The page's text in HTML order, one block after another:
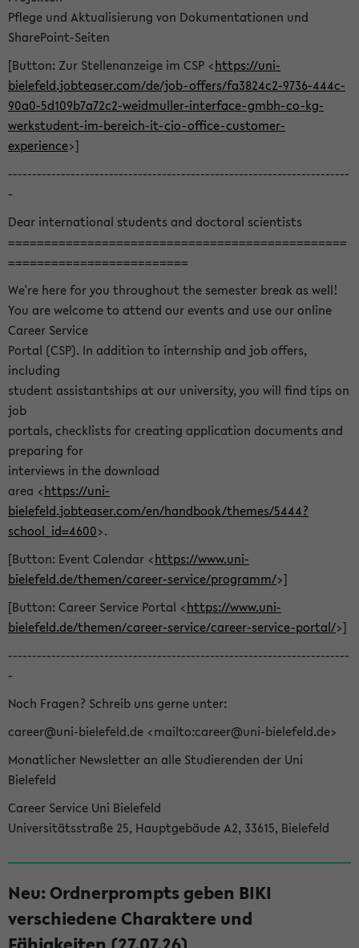
Pflege und Aktualisierung von Dokumentationen und
SharePoint-Seiten
[Button: Zur Stellenanzeige im CSP <https://uni-
bielefeld.jobteaser.com/de/job-offers/fa3824c2-9736-444c-
90a0-5d109b7a72c2-weidmuller-interface-gmbh-co-kg-
werkstudent-im-bereich-it-cio-office-customer-
experience>]
-----------------------------------------------------------------------
-
Dear international students and doctoral scientists
===============================================
=========================
We're here for you throughout the semester break as well!
You are welcome to attend our events and use our online
Career Service
Portal (CSP). In addition to internship and job offers,
including
student assistantships at our university, you will find tips on
job
portals, checklists for creating application documents and
preparing for
interviews in the download
area <https://uni-
bielefeld.jobteaser.com/en/handbook/themes/5444?
school_id=4600>.
[Button: Event Calendar <https://www.uni-
bielefeld.de/themen/career-service/programm/>]
[Button: Career Service Portal <https://www.uni-
bielefeld.de/themen/career-service/career-service-portal/>]
-----------------------------------------------------------------------
-
Noch Fragen? Schreib uns gerne unter:
career@uni-bielefeld.de <mailto:career@uni-bielefeld.de>
Monatlicher Newsletter an alle Studierenden der Uni
Bielefeld
Career Service Uni Bielefeld
Universitätsstraße 25, Hauptgebäude A2, 33615, Bielefeld
Neu: Ordnerprompts geben BIKI
verschiedene Charaktere und